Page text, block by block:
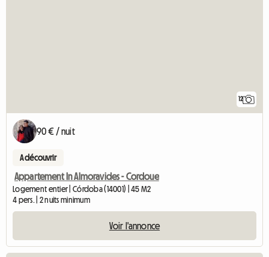
12
90 € / nuit
A découvrir
Appartement In Almoravides - Cordoue
Logement entier | Córdoba (14001) | 45 M2
4 pers. | 2 nuits minimum
Voir l'annonce